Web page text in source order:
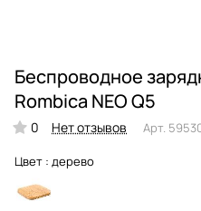
Беспроводное
Rombica NEO Q5
0 Нет отзывов Арт.
Цвет : дерево